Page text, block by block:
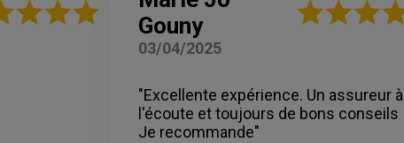
Gouny
Note
étoiles
03/04/2025
"Excellente expérience. Un assureur à
l'écoute et toujours de bons conseils
Je recommande"